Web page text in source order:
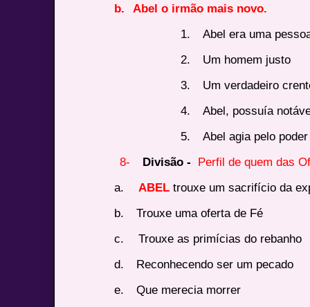
b.
Abel o irmão mais novo.
1.
Abel era uma
2.
Um homem justo
3.
Um verdadeiro
4.
Abel, possuía
5.
Abel agia pelo
8-
Divisão - Perfil de quem das
a.
ABEL trouxe um sacrifício da
b.
Trouxe uma oferta de Fé
c.
Trouxe as primícias do rebanho
d.
Reconhecendo ser um pecado
e.
Que merecia morrer